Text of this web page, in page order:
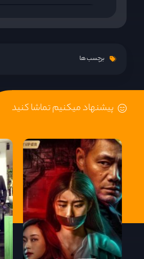
قسمت 10
قسمت 12
قسمت 13
قسمت 14
برچسب ها
پیشنهاد میکنیم تماشا کنید